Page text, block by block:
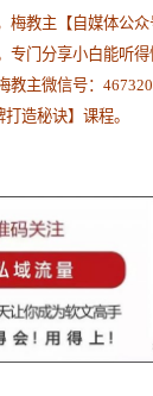
梅教主【自媒体公
专门分享小白能听
教主微信号：
造秘诀】课程。